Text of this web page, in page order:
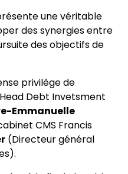
une véritable
des synergies entre
des objectifs de
privilège de
Debt Invetsment
Emmanuelle
CMS Francis
(Directeur général